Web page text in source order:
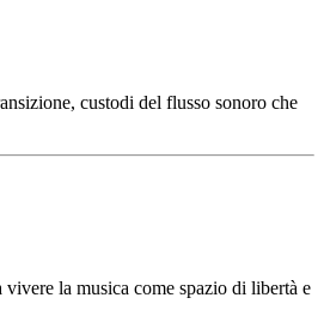
custodi del flusso sonoro che
la musica come spazio di libertà e